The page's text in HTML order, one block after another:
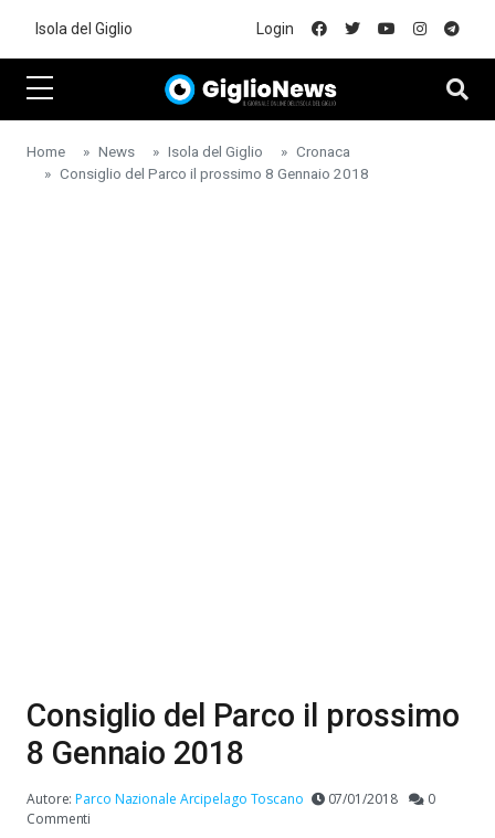
Isola del Giglio Login
Home News Isola del Giglio
Cronaca
Consiglio del Parco il prossimo 8 Gennaio 2018
Consiglio del Parco il prossimo
8 Gennaio 2018
Autore:Parco Nazionale Arcipelago Toscano 07/01/2018
0
Commenti